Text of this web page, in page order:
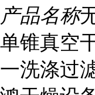
产品名称
单锥真空
一洗涤过